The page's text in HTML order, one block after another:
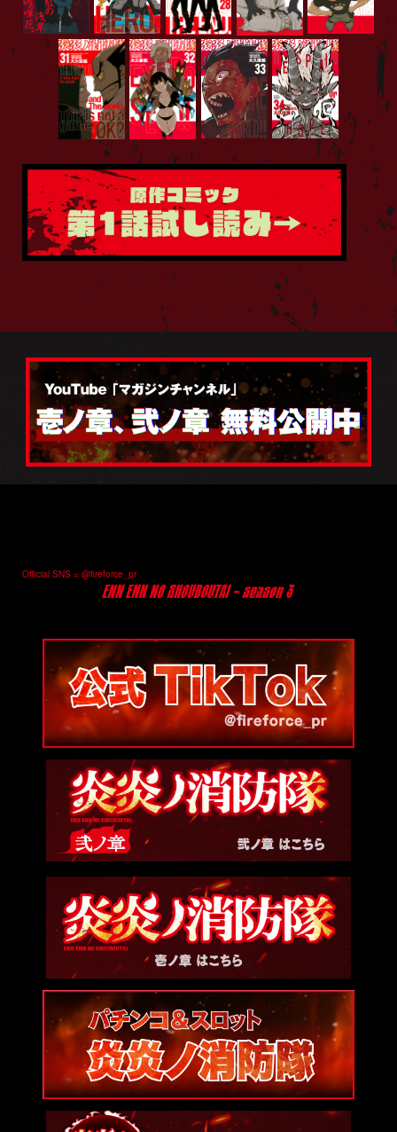
Official SNS = @fireforce_pr